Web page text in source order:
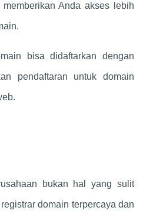
Anda akses lebih
bisa didaftarkan dengan
pendaftaran untuk domain
bukan hal yang sulit
domain terpercaya dan